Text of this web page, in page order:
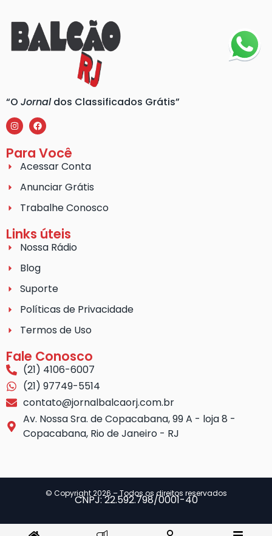
“O Jornaldos Classificados Grátis”
Para Você
Acessar Conta
Anunciar Grátis
Trabalhe Conosco
Links úteis
Nossa Rádio
Blog
Suporte
Políticas de Privacidade
Termos de Uso
Fale Conosco
(21) 4106-6007
(21) 97749-5514
contato@jornalbalcaorj.com.br
Av. Nossa Sra. de Copacabana, 99 A - loja 8 -
Copacabana, Rio de Janeiro - RJ
© Copyright 2026 – Todos os direitos reservados
CNPJ: 22.592.798/0001-40